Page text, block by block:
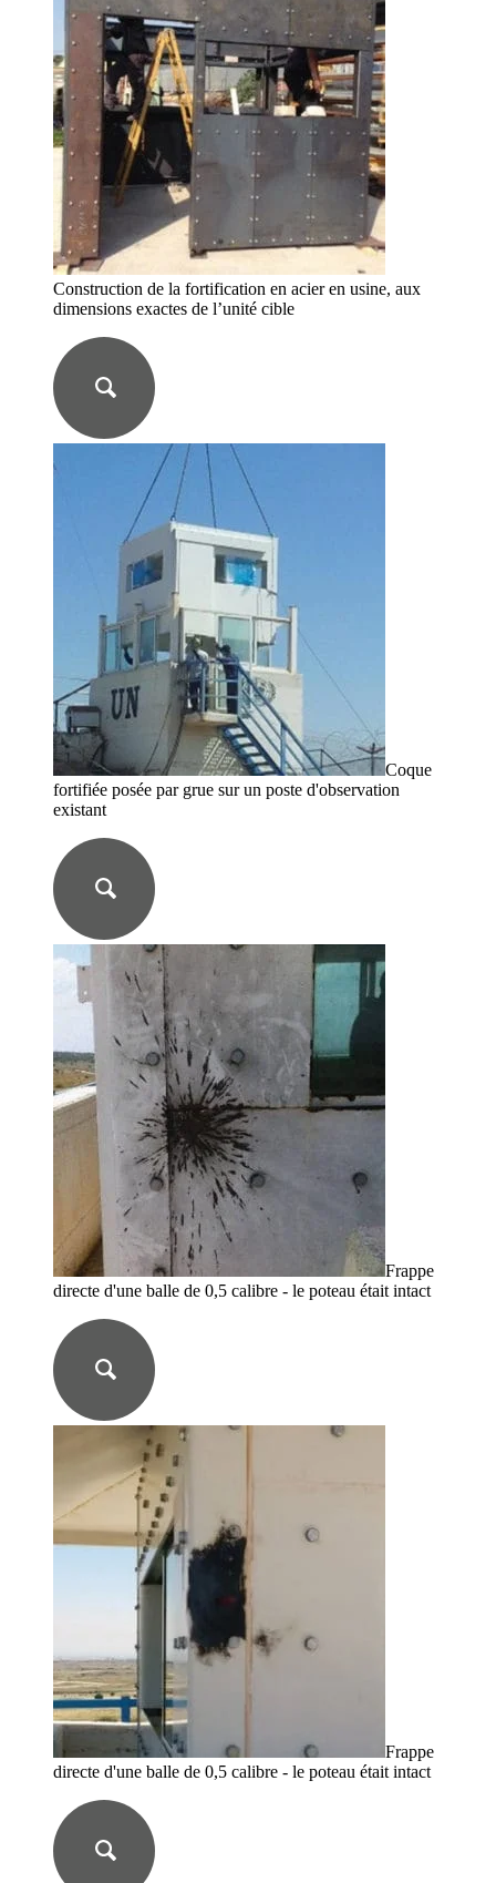
Construction de la fortification en acier en usine, aux
dimensions exactes de l’unité cible
Coque
fortifiée posée par grue sur un poste d'observation
existant
Frappe
directe d'une balle de 0,5 calibre - le poteau était intact
Frappe
directe d'une balle de 0,5 calibre - le poteau était intact